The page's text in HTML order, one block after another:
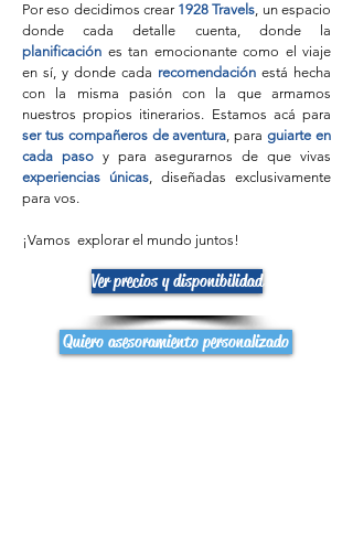
Por eso decidimos crear 1928 Travels, un espacio
donde cada detalle cuenta, donde la
planificación es tan emocionante como el viaje
en sí, y donde cada recomendación está hecha
con la misma pasión con la que armamos
nuestros propios itinerarios. Estamos acá para
ser tus compañeros de aventura, paraguiarte en
cada pasoy para asegurarnos de que vivas
experiencias únicas, diseñadas exclusivamente
para vos.
¡Vamos explorar el mundo juntos!
Ver precios y disponibilidad
Quiero asesoramiento personalizado